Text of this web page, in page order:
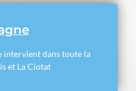
intervient dans toute la
et La Ciotat